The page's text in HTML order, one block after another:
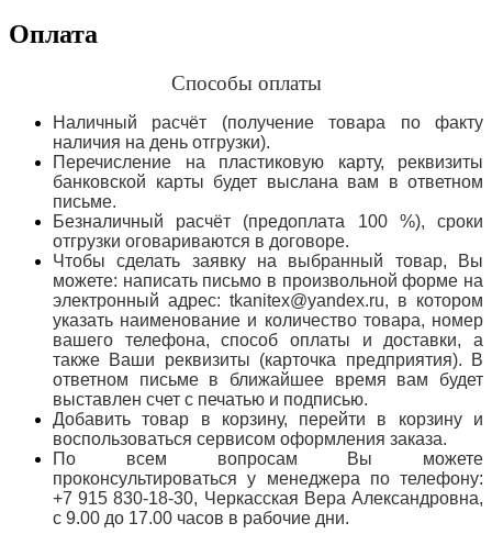
Оплата
Способы оплаты
Наличный расчёт (получение товара по факту
наличия на день отгрузки).
Перечисление на пластиковую карту, реквизиты
банковской карты будет выслана вам в ответном
письме.
Безналичный расчёт (предоплата 100 %), сроки
отгрузки оговариваются в договоре.
Чтобы сделать заявку на выбранный товар, Вы
можете: написать письмо в произвольной форме на
электронный адрес: tkanitex@yandex.ru, в котором
указать наименование и количество товара, номер
вашего телефона, способ оплаты и доставки, а
также Ваши реквизиты (карточка предприятия). В
ответном письме в ближайшее время вам будет
выставлен счет с печатью и подписью.
Добавить товар в корзину, перейти в корзину и
воспользоваться сервисом оформления заказа.
По всем вопросам Вы можете
проконсультироваться у менеджера по телефону:
+7 915 830-18-30, Черкасская Вера Александровна,
с 9.00 до 17.00 часов в рабочие дни.